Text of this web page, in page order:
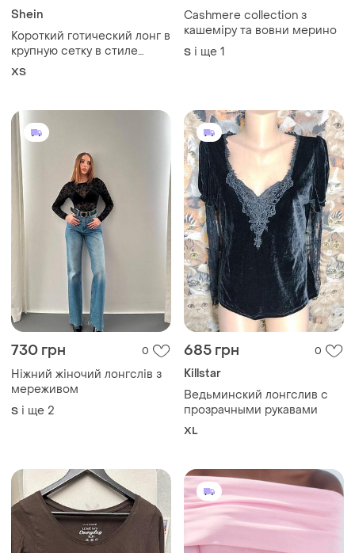
Ніжний жіночий лонгслів з
мереживом
S і ще 2
685 грн 0
Killstar
Ведьминский лонгслив с
прозрачными рукавами
XL